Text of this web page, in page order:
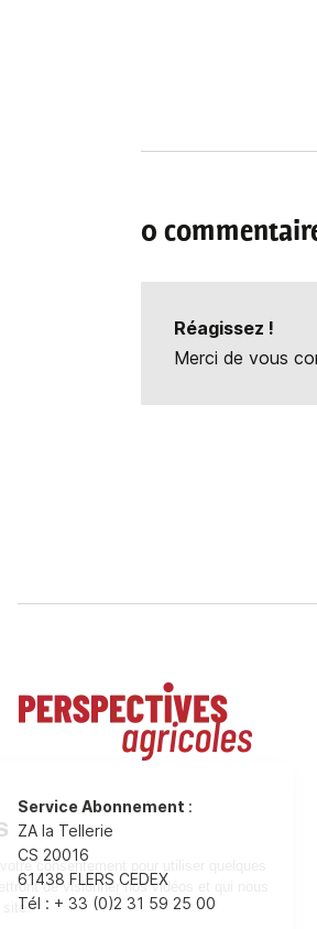
0
Réagissez !
Merci de vous
Service Abonnement :
ZA la Tellerie
CS 20016
61438 FLERS CEDEX
Tél : + 33 (0)2 31 59 25 00